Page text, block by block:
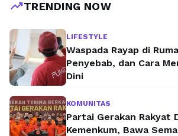
trending_upTRENDING NOW
LIFESTYLE
Waspada Rayap di
Penyebab, dan Cara
Dini
KOMUNITAS
Partai Gerakan Rakyat
Kemenkum, Bawa